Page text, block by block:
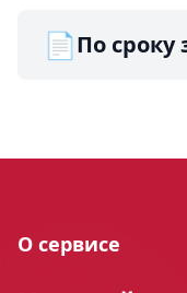
📄По сроку
О сервисе